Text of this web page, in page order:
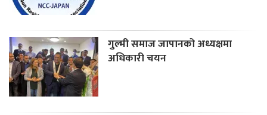
गुल्मी समाज जापानको अध्यक्षमा
अधिकारी चयन